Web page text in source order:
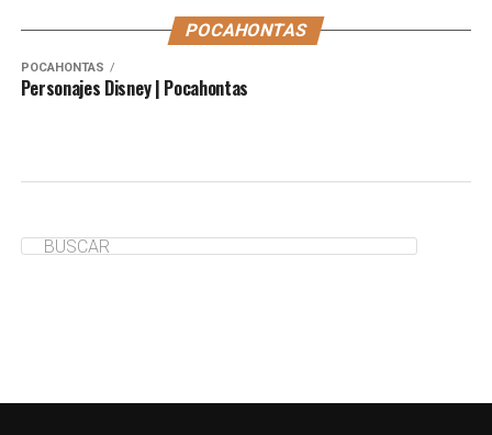
POCAHONTAS
POCAHONTAS
Personajes Disney | Pocahontas